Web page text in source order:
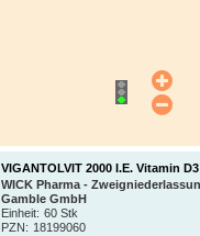
VIGANTOLVIT 2000 I.E. Vitamin
WICK Pharma -
Gamble GmbH
Einheit: 60 Stk
PZN: 18199060